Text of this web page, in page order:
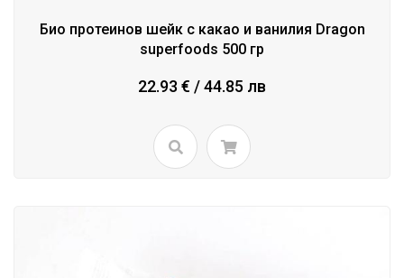
Био протеинов шейк с какао и ванилия Dragon
superfoods 500 гр
22.93 € / 44.85 лв